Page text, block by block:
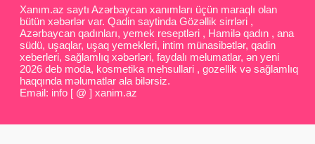
Xanım.az saytı Azərbaycan xanımları üçün maraqlı olan
bütün xəbərlər var. Qadin saytinda Gözəllik sirrləri ,
Azərbaycan qadınları, yemek reseptləri , Hamilə qadın , ana
südü, uşaqlar, uşaq yemekleri, intim münasibətlər, qadin
xeberleri, sağlamlıq xəbərləri, faydalı melumatlar, ən yeni
2026 deb moda, kosmetika mehsullari , gozellik və sağlamlıq
haqqında məlumatlar ala bilərsiz.
Email: info [ @ ] xanim.az